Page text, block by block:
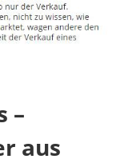
–
aus